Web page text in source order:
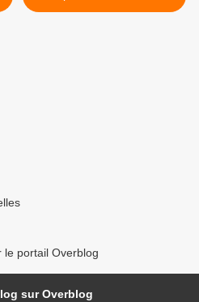
fois ! >
le portail Overblog
sur Overblog